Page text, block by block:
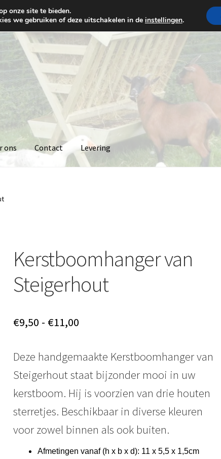
ons Contact Levering
Kerstboomhanger van
Steigerhout
€9,50 - €11,00
tot
€11,00
Deze handgemaakte Kerstboomhanger van
Steigerhout staat bijzonder mooi in uw
kerstboom. Hij is voorzien van drie houten
sterretjes. Beschikbaar in diverse kleuren
voor zowel binnen als ook buiten.
Afmetingen vanaf (h x b x d): 11 x 5,5 x 1,5cm
onze site te bieden.
we gebruiken of deze uitschakelen in de instellingen.